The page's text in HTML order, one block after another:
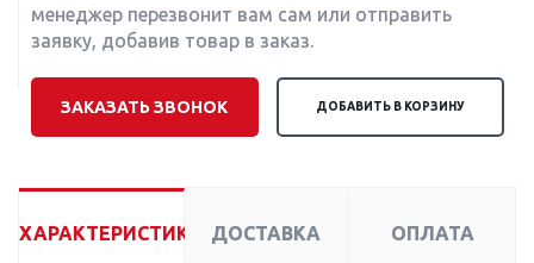
менеджер перезвонит вам сам или отправить
заявку, добавив товар в заказ.
ЗАКАЗАТЬ ЗВОНОК ДОБАВИТЬ В КОРЗИНУ
ХАРАКТЕРИСТИКИ ДОСТАВКА ОПЛАТА